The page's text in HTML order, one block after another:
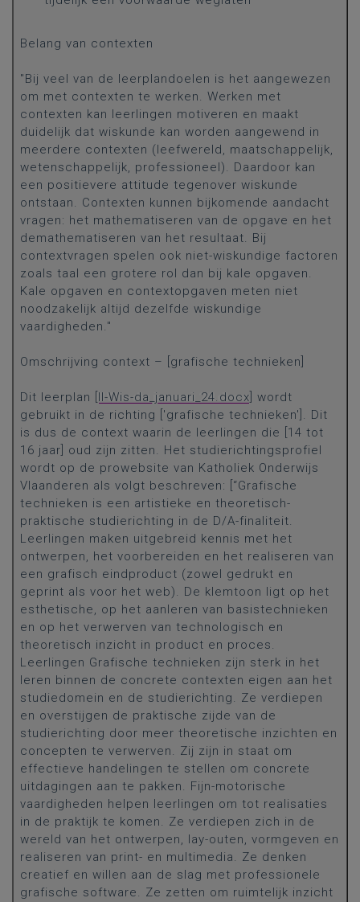
Belang van contexten
"Bij veel van de leerplandoelen is het aangewezen
om met contexten te werken. Werken met
contexten kan leerlingen motiveren en maakt
duidelijk dat wiskunde kan worden aangewend in
meerdere contexten (leefwereld, maatschappelijk,
wetenschappelijk, professioneel). Daardoor kan
een positievere attitude tegenover wiskunde
ontstaan. Contexten kunnen bijkomende aandacht
vragen: het mathematiseren van de opgave en het
demathematiseren van het resultaat. Bij
contextvragen spelen ook niet-wiskundige factoren
zoals taal een grotere rol dan bij kale opgaven.
Kale opgaven en contextopgaven meten niet
noodzakelijk altijd dezelfde wiskundige
vaardigheden."
Omschrijving context – [grafische technieken]
Dit leerplan [ II-Wis-da_januari_24.docx ] wordt
gebruikt in de richting ['grafische technieken']. Dit
is dus de context waarin de leerlingen die [14 tot
16 jaar] oud zijn zitten. Het studierichtingsprofiel
wordt op de prowebsite van Katholiek Onderwijs
Vlaanderen als volgt beschreven: [“Grafische
technieken is een artistieke en theoretisch-
praktische studierichting in de D/A-finaliteit.
Leerlingen maken uitgebreid kennis met het
ontwerpen, het voorbereiden en het realiseren van
een grafisch eindproduct (zowel gedrukt en
geprint als voor het web). De klemtoon ligt op het
esthetische, op het aanleren van basistechnieken
en op het verwerven van technologisch en
theoretisch inzicht in product en proces.
Leerlingen Grafische technieken zijn sterk in het
leren binnen de concrete contexten eigen aan het
studiedomein en de studierichting. Ze verdiepen
en overstijgen de praktische zijde van de
studierichting door meer theoretische inzichten en
concepten te verwerven. Zij zijn in staat om
effectieve handelingen te stellen om concrete
uitdagingen aan te pakken. Fijn-motorische
vaardigheden helpen leerlingen om tot realisaties
in de praktijk te komen. Ze verdiepen zich in de
wereld van het ontwerpen, lay-outen, vormgeven en
realiseren van print- en multimedia. Ze denken
creatief en willen aan de slag met professionele
grafische software. Ze zetten om ruimtelijk inzicht